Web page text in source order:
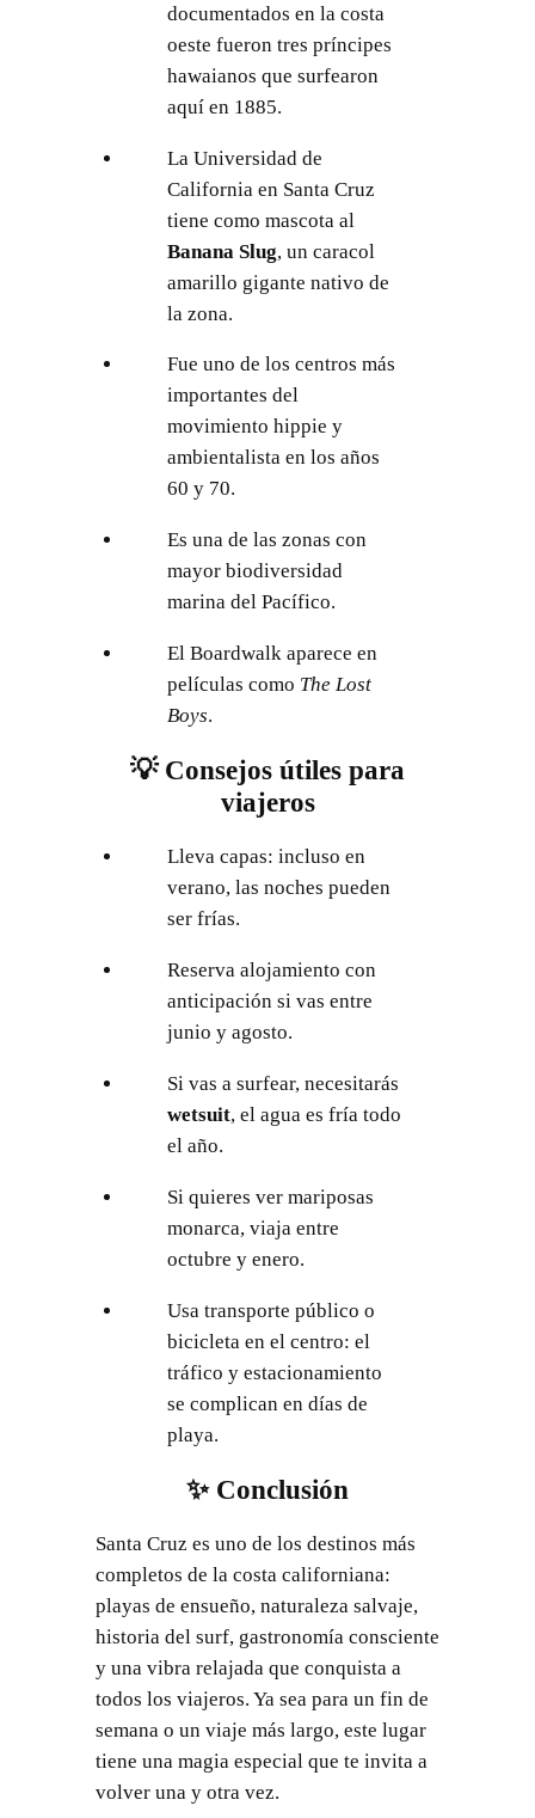
documentados en la costa
oeste fueron tres príncipes
hawaianos que surfearon
aquí en 1885.
La Universidad de
California en Santa Cruz
tiene como mascota al
Banana Slug, un caracol
amarillo gigante nativo de
la zona.
Fue uno de los centros más
importantes del
movimiento hippie y
ambientalista en los años
60 y 70.
Es una de las zonas con
mayor biodiversidad
marina del Pacífico.
El Boardwalk aparece en
películas como The Lost
Boys.
💡 Consejos útiles para
viajeros
Lleva capas: incluso en
verano, las noches pueden
ser frías.
Reserva alojamiento con
anticipación si vas entre
junio y agosto.
Si vas a surfear, necesitarás
wetsuit, el agua es fría todo
el año.
Si quieres ver mariposas
monarca, viaja entre
octubre y enero.
Usa transporte público o
bicicleta en el centro: el
tráfico y estacionamiento
se complican en días de
playa.
✨ Conclusión
Santa Cruz es uno de los destinos más
completos de la costa californiana:
playas de ensueño, naturaleza salvaje,
historia del surf, gastronomía consciente
y una vibra relajada que conquista a
todos los viajeros. Ya sea para un fin de
semana o un viaje más largo, este lugar
tiene una magia especial que te invita a
volver una y otra vez.